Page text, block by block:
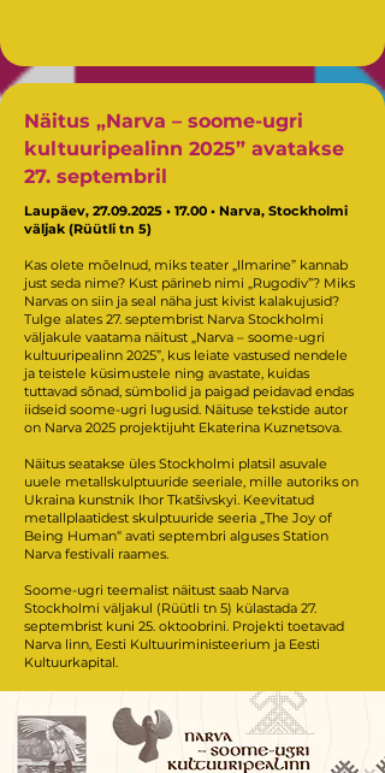
Näitus „Narva – soome-ugri
kultuuripealinn 2025” avatakse
27. septembril
Laupäev, 27.09.2025 • 17.00 • Narva, Stockholmi
väljak (Rüütli tn 5)
Kas olete mõelnud, miks teater „Ilmarine” kannab
just seda nime? Kust pärineb nimi „Rugodiv”? Miks
Narvas on siin ja seal näha just kivist kalakujusid?
Tulge alates 27. septembrist Narva Stockholmi
väljakule vaatama näitust „Narva – soome-ugri
kultuuripealinn 2025”, kus leiate vastused nendele
ja teistele küsimustele ning avastate, kuidas
tuttavad sõnad, sümbolid ja paigad peidavad endas
iidseid soome-ugri lugusid. Näituse tekstide autor
on Narva 2025 projektijuht Ekaterina Kuznetsova.
Näitus seatakse üles Stockholmi platsil asuvale
uuele metallskulptuuride seeriale, mille autoriks on
Ukraina kunstnik Ihor Tkatšivskyi. Keevitatud
metallplaatidest skulptuuride seeria „The Joy of
Being Human“ avati septembri alguses Station
Narva festivali raames.
Soome-ugri teemalist näitust saab Narva
Stockholmi väljakul (Rüütli tn 5) külastada 27.
septembrist kuni 25. oktoobrini. Projekti toetavad
Narva linn, Eesti Kultuuriministeerium ja Eesti
Kultuurkapital.